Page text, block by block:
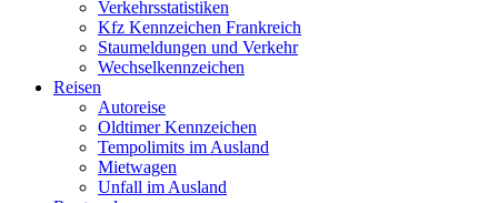
Verkehrsstatistiken
Kfz Kennzeichen Frankreich
Staumeldungen und Verkehr
Wechselkennzeichen
Reisen
Autoreise
Oldtimer Kennzeichen
Tempolimits im Ausland
Mietwagen
Unfall im Ausland